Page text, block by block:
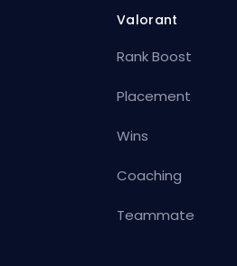
Valorant
Rank Boost
Placement
Wins
Coaching
Teammate